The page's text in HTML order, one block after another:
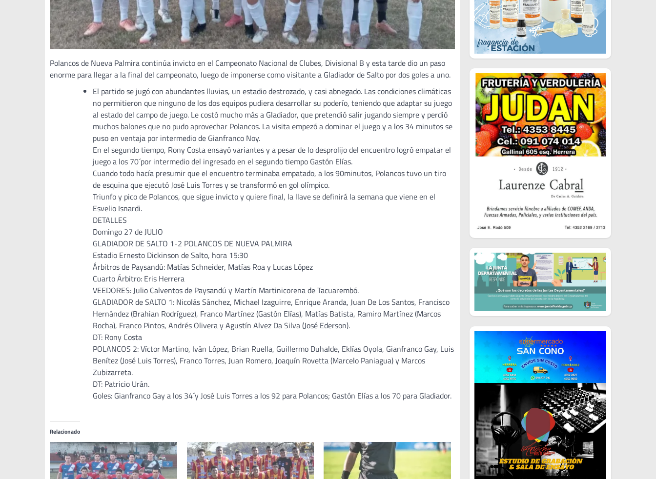
Polancos de Nueva Palmira continúa invicto en el Campeonato Nacional de Clubes, Divisional B y esta tarde dio un paso
enorme para llegar a la final del campeonato, luego de imponerse como visitante a Gladiador de Salto por dos goles a uno.
El partido se jugó con abundantes lluvias, un estadio destrozado, y casi abnegado. Las condiciones climáticas
no permitieron que ninguno de los dos equipos pudiera desarrollar su poderío, teniendo que adaptar su juego
al estado del campo de juego. Le costó mucho más a Gladiador, que pretendió salir jugando siempre y perdió
muchos balones que no pudo aprovechar Polancos. La visita empezó a dominar el juego y a los 34 minutos se
puso en ventaja por intermedio de Gianfranco Noy.
En el segundo tiempo, Rony Costa ensayó variantes y a pesar de lo desprolijo del encuentro logró empatar el
juego a los 70´por intermedio del ingresado en el segundo tiempo Gastón Elías.
Cuando todo hacía presumir que el encuentro terminaba empatado, a los 90minutos, Polancos tuvo un tiro
de esquina que ejecutó José Luis Torres y se transformó en gol olímpico.
Triunfo y pico de Polancos, que sigue invicto y quiere final, la llave se definirá la semana que viene en el
Esvelio Isnardi.
DETALLES
Domingo 27 de JULIO
GLADIADOR DE SALTO 1-2 POLANCOS DE NUEVA PALMIRA
Estadio Ernesto Dickinson de Salto, hora 15:30
Árbitros de Paysandú: Matías Schneider, Matías Roa y Lucas López
Cuarto Árbitro: Eris Herrera
VEEDORES: Julio Calventos de Paysandú y Martín Martinicorena de Tacuarembó.
GLADIADOR de SALTO 1: Nicolás Sánchez, Michael Izaguirre, Enrique Aranda, Juan De Los Santos, Francisco
Hernández (Brahian Rodríguez), Franco Martínez (Gastón Elías), Matías Batista, Ramiro Martínez (Marcos
Rocha), Franco Pintos, Andrés Olivera y Agustín Alvez Da Silva (José Ederson).
DT: Rony Costa
POLANCOS 2: Víctor Martino, Iván López, Brian Ruella, Guillermo Duhalde, Eklías Oyola, Gianfranco Gay, Luis
Benítez (José Luis Torres), Franco Torres, Juan Romero, Joaquín Rovetta (Marcelo Paniagua) y Marcos
Zubizarreta.
DT: Patricio Urán.
Goles: Gianfranco Gay a los 34´y José Luis Torres a los 92 para Polancos; Gastón Elías a los 70 para Gladiador.
Relacionado